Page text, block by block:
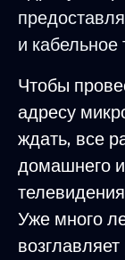
и кабельное
Чтобы
адресу
ждать, все
домашнего
Уже много